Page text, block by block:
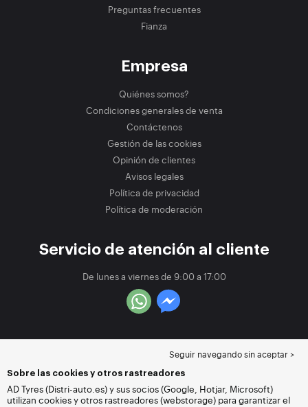
Preguntas frecuentes
Fianza
Empresa
Quiénes somos?
Condiciones generales de venta
Contáctenos
Gestión de las cookies
Opinión de clientes
Avisos legales
Política de privacidad
Política de moderación
Servicio de atención al cliente
De lunes a viernes de 9:00 a 17:00
Seguir navegando sin aceptar >
Sobre las cookies y otros rastreadores
AD Tyres (Distri-auto.es) y sus socios (Google, Hotjar, Microsoft)
utilizan cookies y otros rastreadores (webstorage) para garantizar el